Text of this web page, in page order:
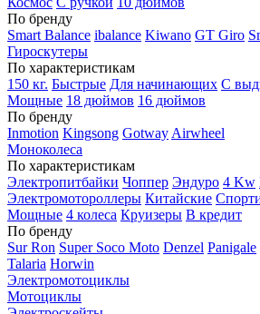
По бренду
Smart Balance ibalance Kiwano GT Giro
Гироскутеры
По характеристикам
150 кг. Быстрые Для начинающих С
Мощные 18 дюймов 16 дюймов
По бренду
Inmotion Kingsong Gotway Airwheel
Моноколеса
По характеристикам
Электропитбайки Чоппер Эндуро 4 Kw
Электромотороллеры Китайские
Мощные 4 колеса Круизеры В кредит
По бренду
Sur Ron Super Soco Moto Denzel Panigale
Talaria Horwin
Электромотоциклы
Мотоциклы